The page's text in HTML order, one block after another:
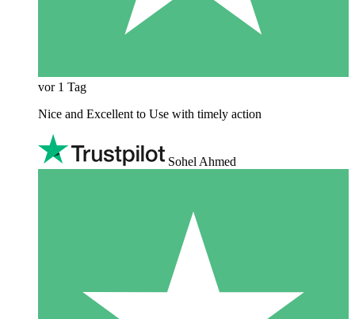
vor 1 Tag
Nice and Excellent to Use with timely action
Sohel Ahmed